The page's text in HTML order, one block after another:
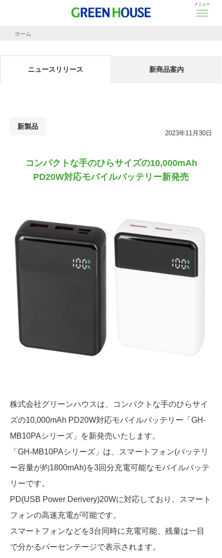
メニュー
ホーム
ニュースリリース 新商品案内
新製品
2023年11月30日
コンパクトな手のひらサイズの10,000mAh
PD20W対応モバイルバッテリー新発売
株式会社グリーンハウスは、コンパクトな手のひらサイ
ズの10,000mAh PD20W対応モバイルバッテリー「GH-
MB10PAシリーズ」を新発売いたします。
「GH-MB10PAシリーズ」は、スマートフォン(バッテリ
ー容量が約1800mAh)を3回分充電可能なモバイルバッテ
リーです。
PD(USB Power Derivery)20Wに対応しており、スマート
フォンの高速充電が可能です。
スマートフォンなどを3台同時に充電可能、残量は一目
で分かるパーセンテージで表示されます。